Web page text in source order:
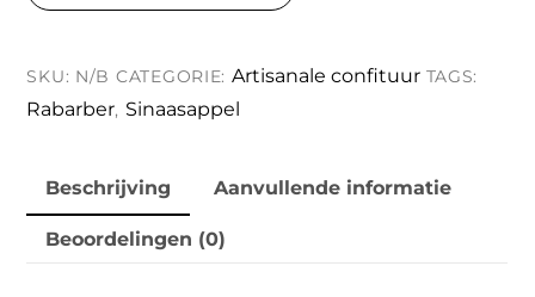
SKU: N/B CATEGORIE: Artisanale confituur TAGS:
Rabarber, Sinaasappel
Beschrijving Aanvullende informatie
Beoordelingen (0)